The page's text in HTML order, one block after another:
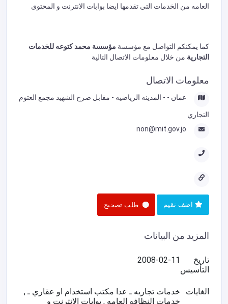
العامه من الخدمات التي تقدمها ايضا بوابات الانترنت و المحتوى
كما يمكنكم التواصل مع مؤسسة مؤسسة محمد كتوعه للخدمات
التجارية من خلال معلومات الاتصال التالية
معلومات الاتصال
عمان - - المدينه الرياضيه - مقابل صرح الشهيد مجمع العتوم
التجاري
اضف تقيم طلب تصحيح
المزيد من البيانات
تاريخ
التأسيس
2008-02-11
الغايات
خدمات تجاريه ـ عدا مكتب استخدام او عقاري ـ ,
خدمات النظافه العامه , بوابات الانترنت و